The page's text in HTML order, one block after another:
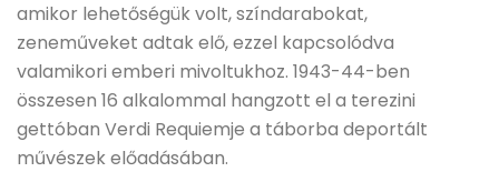
amikor lehetőségük volt, színdarabokat,
zeneműveket adtak elő, ezzel kapcsolódva
valamikori emberi mivoltukhoz. 1943-44-ben
összesen 16 alkalommal hangzott el a terezini
gettóban Verdi Requiemje a táborba deportált
művészek előadásában.